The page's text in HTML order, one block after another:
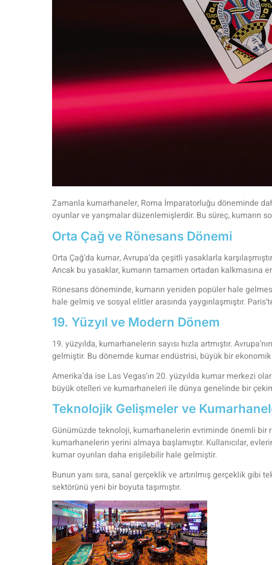
Zamanla kumarhaneler, Roma İmparatorluğu döneminde
oyunlar ve yarışmalar düzenlemişlerdir. Bu süreç, kumarın
Orta Çağ ve Rönesans Dönemi
Orta Çağ’da kumar, Avrupa’da çeşitli yasaklarla
Ancak bu yasaklar, kumarın tamamen ortadan kalkmasına
Rönesans döneminde, kumarın yeniden popüler hale
hale gelmiş ve sosyal elitler arasında yaygınlaşmıştır.
19. Yüzyıl ve Modern Dönem
19. yüzyılda, kumarhanelerin sayısı hızla artmıştır.
gelmiştir. Bu dönemde kumar endüstrisi, büyük bir
Amerika’da ise Las Vegas’ın 20. yüzyılda kumar merkezi
büyük otelleri ve kumarhaneleri ile dünya genelinde bir
Teknolojik Gelişmeler ve
Günümüzde teknoloji, kumarhanelerin evriminde önemli bir
kumarhanelerin yerini almaya başlamıştır. Kullanıcılar,
kumar oyunları daha erişilebilir hale gelmiştir.
Bunun yanı sıra, sanal gerçeklik ve artırılmış gerçeklik
sektörünü yeni bir boyuta taşımıştır.